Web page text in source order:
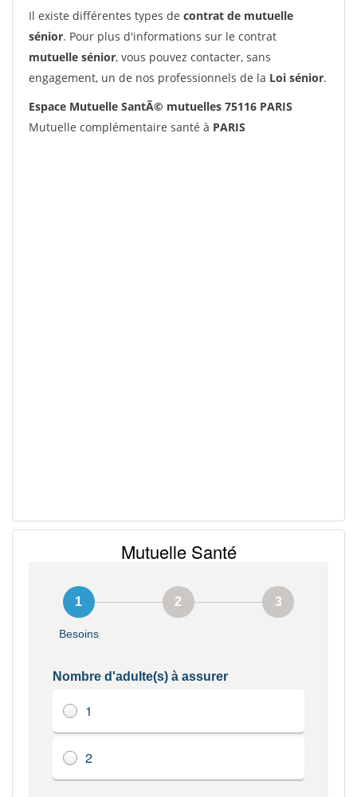
Il existe différentes types de contrat de mutuelle
sénior. Pour plus d'informations sur le contrat
mutuelle sénior, vous pouvez contacter, sans
engagement, un de nos professionnels de la Loi sénior.
Espace Mutuelle SantÃ© mutuelles 75116 PARIS
Mutuelle complémentaire santé à PARIS